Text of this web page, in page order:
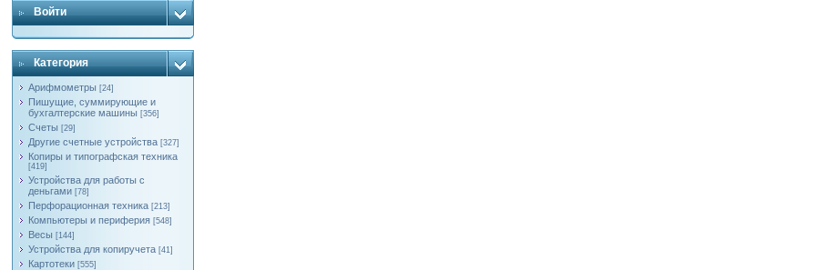
Войти
Категория
Арифмометры [24]
Пишущие, суммирующие и
бухгалтерские машины [356]
Счеты [29]
Другие счетные устройства [327]
Копиры и типографская техника
[419]
Устройства для работы с
деньгами [78]
Перфорационная техника [213]
Компьютеры и периферия [548]
Весы [144]
Устройства для копиручета [41]
Картотеки [555]